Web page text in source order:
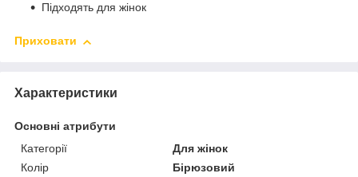
Підходять для жінок
Приховати
Характеристики
Основні атрибути
Категорії
Для жінок
Колір
Бірюзовий